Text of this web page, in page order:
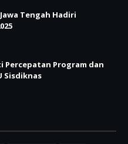
Tengah Hadiri
Percepatan Program dan
Sisdiknas